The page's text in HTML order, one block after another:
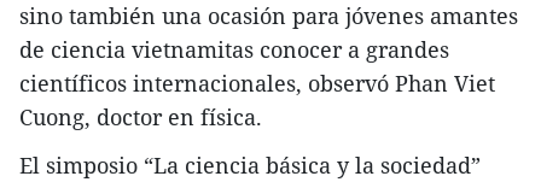
sino también una ocasión para jóvenes amantes
de ciencia vietnamitas conocer a grandes
científicos internacionales, observó Phan Viet
Cuong, doctor en física.
El simposio “La ciencia básica y la sociedad”